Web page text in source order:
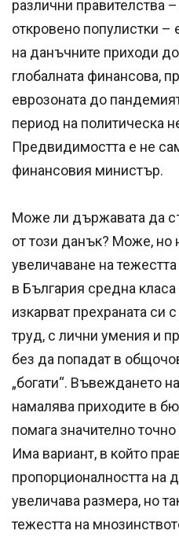
различни правителства
откровено популистки –
на данъчните приходи
глобалната финансова,
еврозоната до
период на политическа
Предвидимостта е не
финансовия министър.
Може ли държавата да
от този данък? Може, но
увеличаване на
в България средна
изкарват прехраната си
труд, с лични умения и
без да попадат в
„богати“. Въвеждането
намалява приходите в
помага значително
Има вариант, в който
пропорционалността на
увеличава размера, но
тежестта на